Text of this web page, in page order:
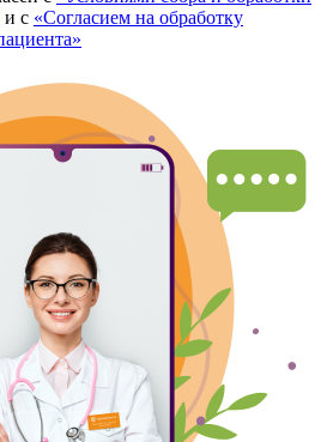
и с «Согласием на обработку